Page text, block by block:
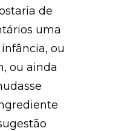
de
uma
ou
ou ainda